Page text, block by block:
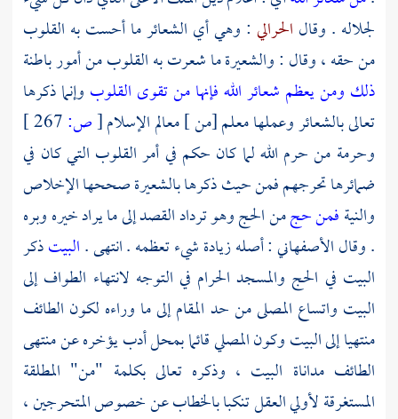
لجلاله . وقال الحرالي : وهي أي الشعائر ما أحست به القلوب
من حقه ، وقال : والشعيرة ما شعرت به القلوب من أمور باطنة
ذلك ومن يعظم شعائر الله فإنها من تقوى القلوب وإنما ذكرها
تعالى بالشعائر وعملها معلم [من ] معالم الإسلام[ص:
وحرمة من حرم الله لما كان حكم في أمر القلوب التي كان في
ضمائرها تحرجهم فمن حيث ذكرها بالشعيرة صححها الإخلاص
والنيةفمن حجمن الحج وهو ترداد القصد إلى ما يراد خيره وبره
. وقال الأصفهاني : أصله زيادة شيء تعظمه . انتهى .البيتذكر
البيت في الحج والمسجد الحرام في التوجه لانتهاء الطواف إلى
البيت واتساع المصلى من حد المقام إلى ما وراءه لكون الطائف
منتهيا إلى البيت وكون المصلي قائما بمحل أدب يؤخره عن منتهى
الطائف مداناة البيت ، وذكره تعالى بكلمة "من" المطلقة
المستغرقة لأولي العقل تنكبا بالخطاب عن خصوص المتحرجين ،